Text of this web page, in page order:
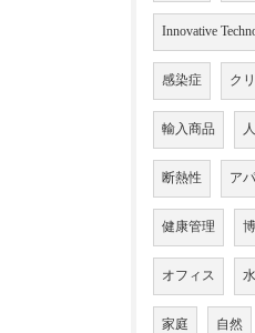
Innovative
感染症 ク
輸入商品
断熱性 ア
健康管理
オフィス
家庭 自然